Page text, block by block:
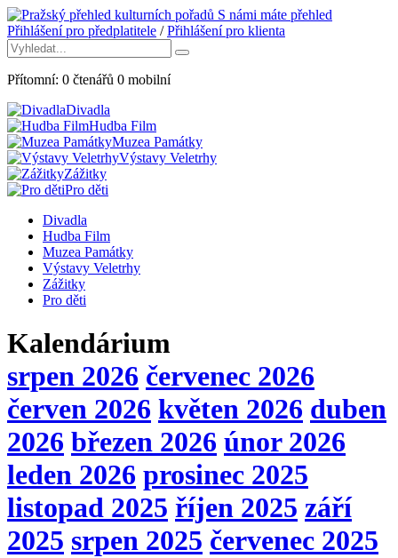
S námi máte přehled
Přihlášení pro předplatitele /Přihlášení pro klienta
Přítomní: 0 čtenářů 0 mobilní
Divadla
Hudba Film
Muzea Památky
Výstavy Veletrhy
Zážitky
Pro děti
Divadla
Hudba Film
Muzea Památky
Výstavy Veletrhy
Zážitky
Pro děti
Kalendárium
srpen 2026 červenec 2026
červen 2026 květen 2026 duben
2026 březen 2026 únor 2026
leden 2026 prosinec 2025
listopad 2025 říjen 2025 září
2025 srpen 2025 červenec 2025